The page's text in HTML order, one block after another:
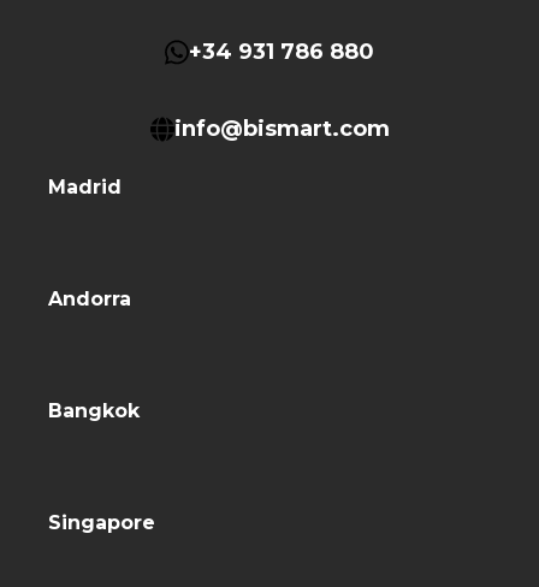
+34 931 786 880
info@bismart.com
Madrid
Andorra
Bangkok
Singapore